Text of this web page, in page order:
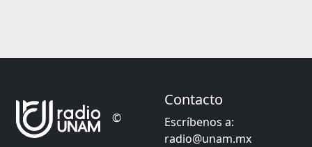
©
Contacto
Escríbenos a:
radio@unam.mx